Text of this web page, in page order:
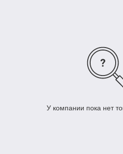
У компании пока нет